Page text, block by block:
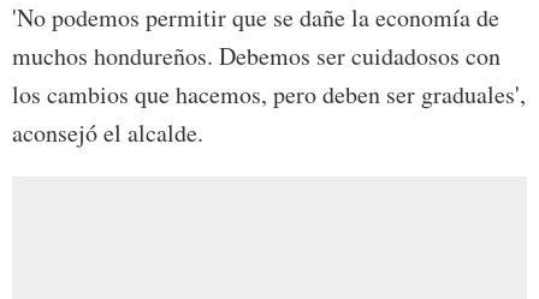
'No podemos permitir que se dañe la economía de
muchos hondureños. Debemos ser cuidadosos con
los cambios que hacemos, pero deben ser graduales',
aconsejó el alcalde.